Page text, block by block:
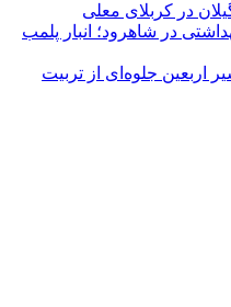
در کربلای معلی
در شاهرود؛ انبار پلمب
اربعین جلوه‌ای از تربیت